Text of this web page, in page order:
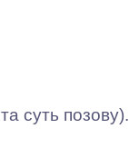
суть позову).